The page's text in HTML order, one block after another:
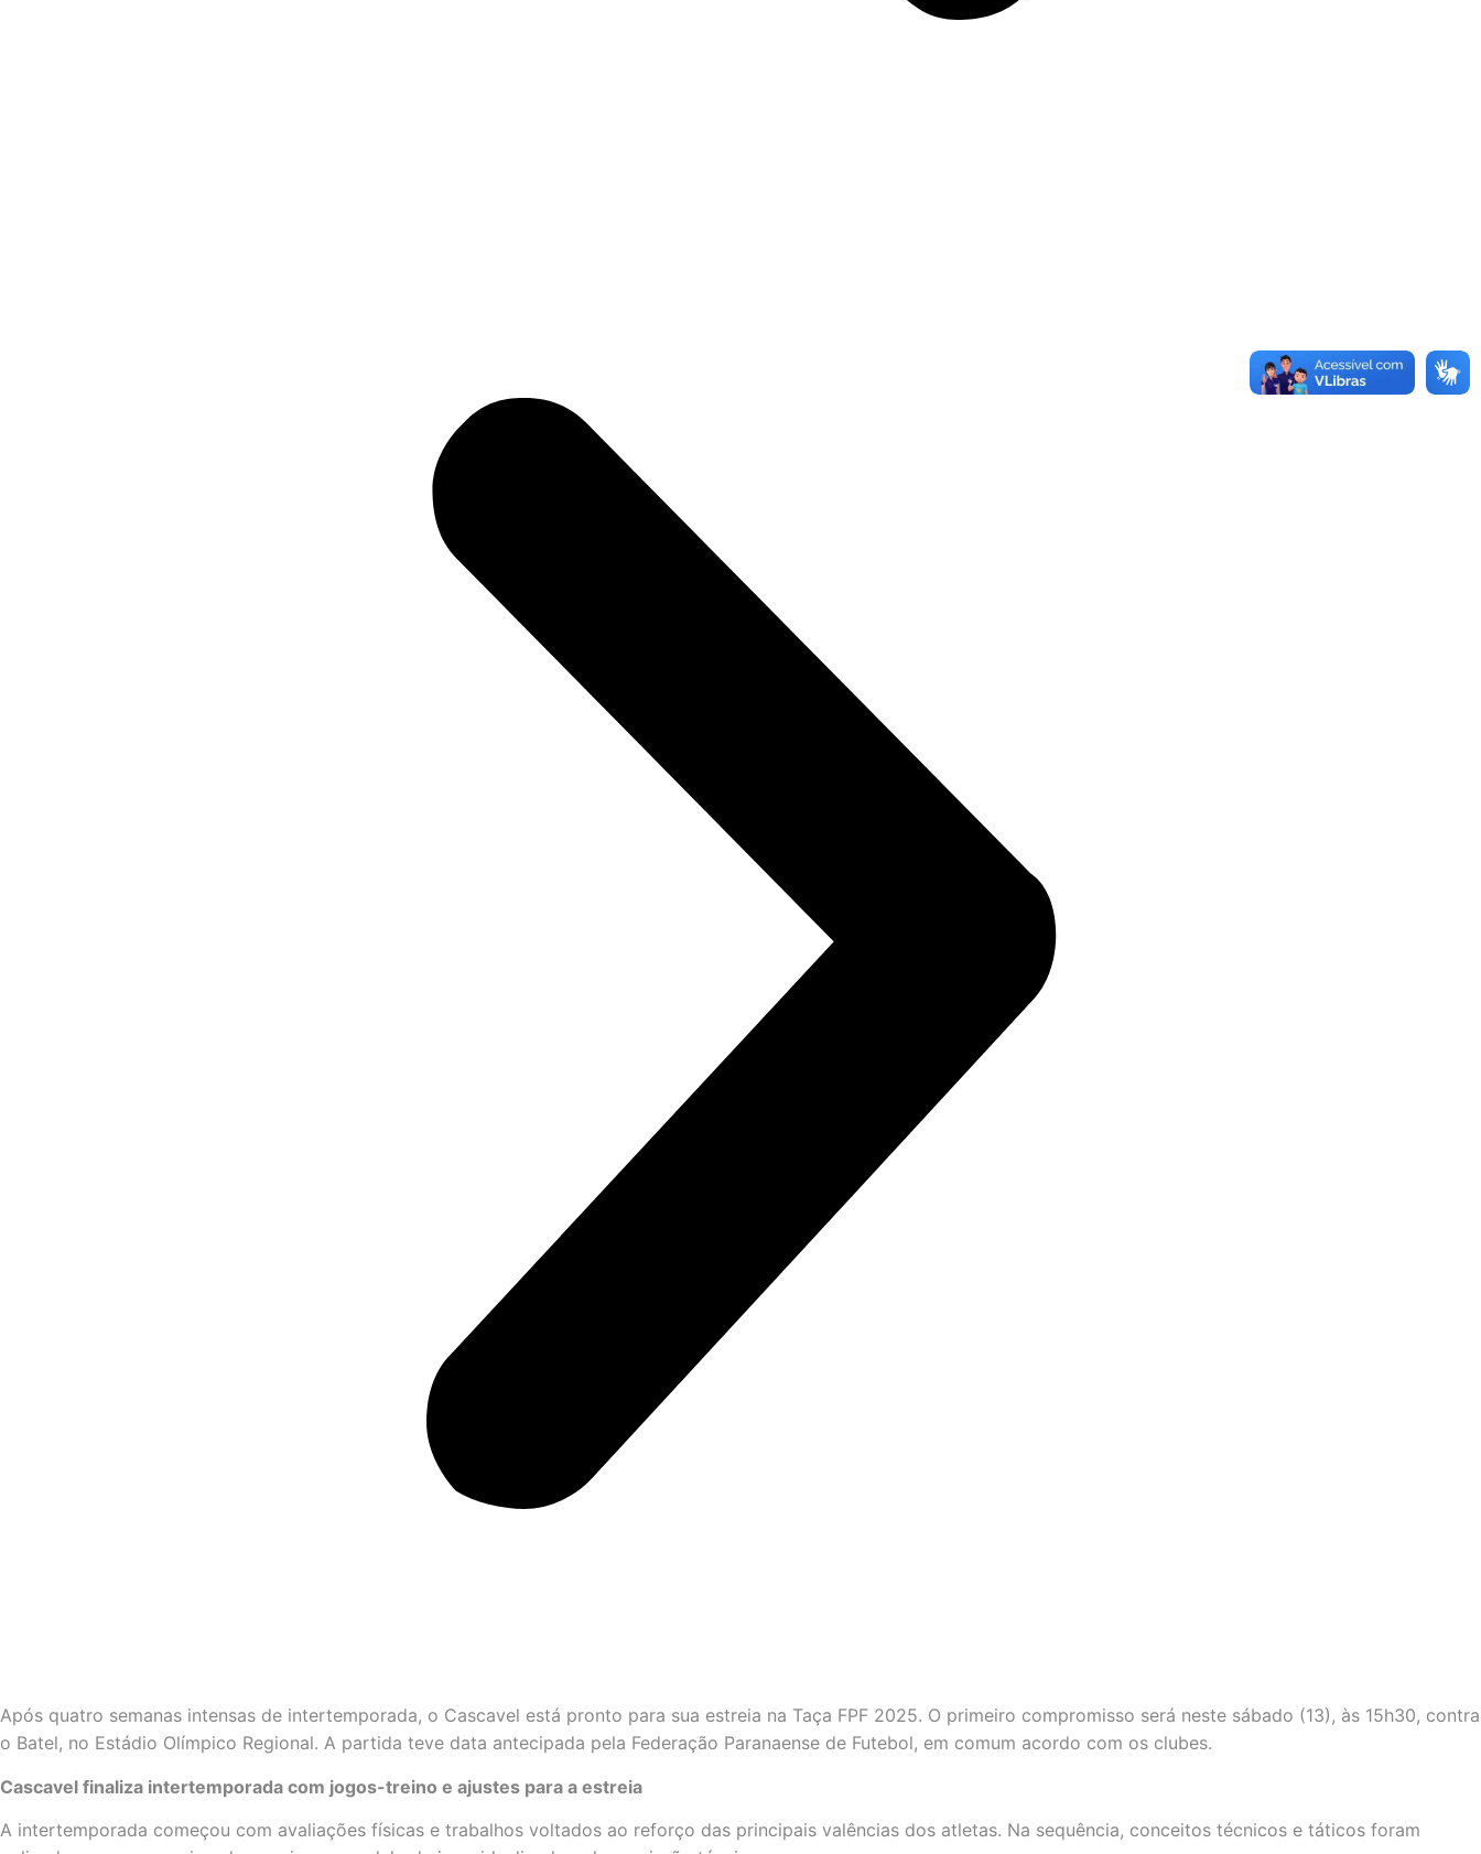
Após quatro semanas intensas de intertemporada, o Cascavel está pronto para sua estreia na Taça FPF 2025. O primeiro compromisso será neste sábado (13), às 15h30, contra
o Batel, no Estádio Olímpico Regional. A partida teve data antecipada pela Federação Paranaense de Futebol, em comum acordo com os clubes.
Cascavel finaliza intertemporada com jogos-treino e ajustes para a estreia
A intertemporada começou com avaliações físicas e trabalhos voltados ao reforço das principais valências dos atletas. Na sequência, conceitos técnicos e táticos foram